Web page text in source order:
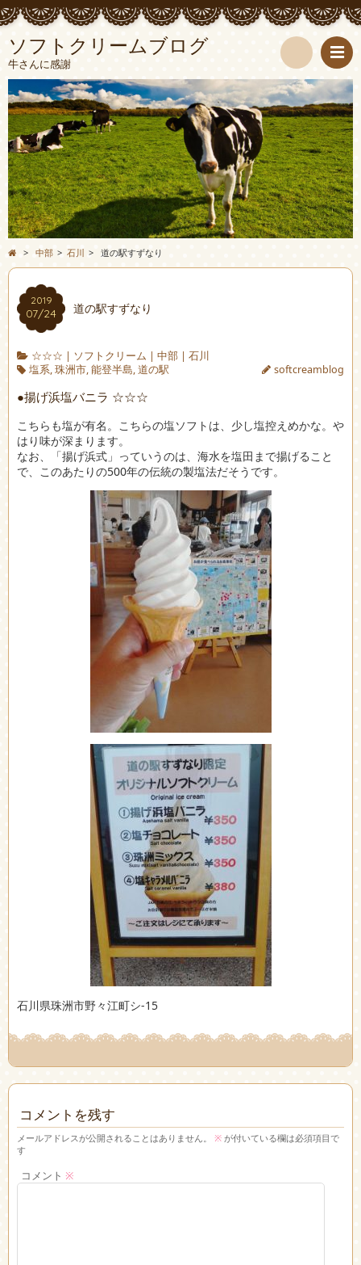
ソフトクリームブログ
牛さんに感謝
検
索
> 中部 > 石川 > 道の駅すずなり
2019
07/24 道の駅すずなり
☆☆☆ | ソフトクリーム | 中部| 石川
塩系,珠洲市,能登半島,道の駅 softcreamblog
●揚げ浜塩バニラ ☆☆☆
こちらも塩が有名。こちらの塩ソフトは、少し塩控えめかな。や
はり味が深まります。
なお、「揚げ浜式」っていうのは、海水を塩田まで揚げること
で、このあたりの500年の伝統の製塩法だそうです。
石川県珠洲市野々江町シ-15
コメントを残す
メールアドレスが公開されることはありません。 ※ が付いている欄は必須項目で
す
コメント ※